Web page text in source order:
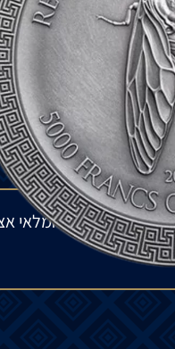
,גבעות ומקומות סלעיים
,יחדעם תעודתמקוריות.
מיוחדת
לזמינות המלאי